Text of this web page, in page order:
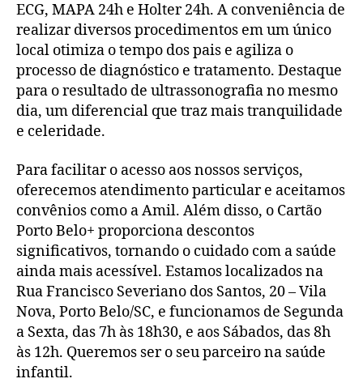
ECG, MAPA 24h e Holter 24h. A conveniência de
realizar diversos procedimentos em um único
local otimiza o tempo dos pais e agiliza o
processo de diagnóstico e tratamento. Destaque
para o resultado de ultrassonografia no mesmo
dia, um diferencial que traz mais tranquilidade
e celeridade.
Para facilitar o acesso aos nossos serviços,
oferecemos atendimento particular e aceitamos
convênios como a Amil. Além disso, o Cartão
Porto Belo+ proporciona descontos
significativos, tornando o cuidado com a saúde
ainda mais acessível. Estamos localizados na
Rua Francisco Severiano dos Santos, 20 – Vila
Nova, Porto Belo/SC, e funcionamos de Segunda
a Sexta, das 7h às 18h30, e aos Sábados, das 8h
às 12h. Queremos ser o seu parceiro na saúde
infantil.